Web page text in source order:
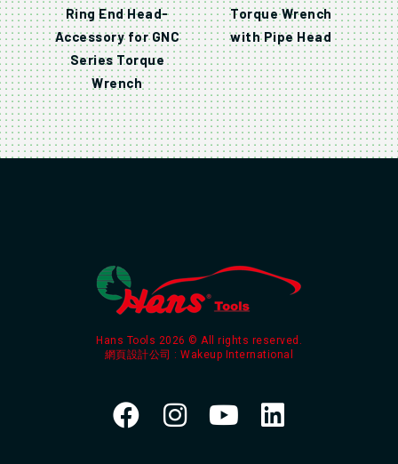
Ring End Head-
Accessory for GNC
Series Torque
Wrench
Torque Wrench
with Pipe Head
Hans Tools 2026 © All rights reserved.
網頁設計公司 : Wakeup International